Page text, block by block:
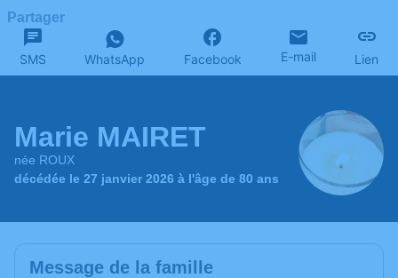
Partager
SMS WhatsApp Facebook E-mail Lien
Marie MAIRET
née ROUX
décédée le 27 janvier 2026 à l'âge de 80 ans
Message de la famille